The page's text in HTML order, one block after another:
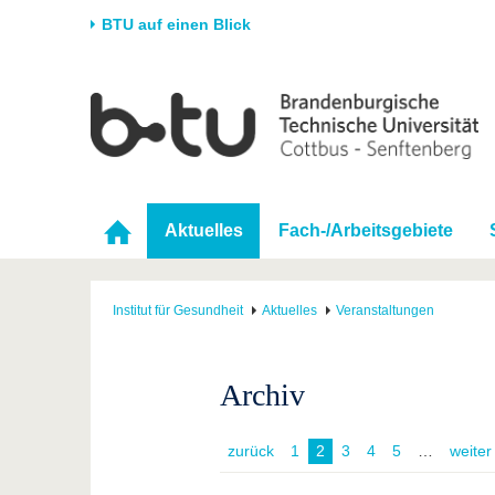
BTU auf einen Blick
Universität
Karriere & Engagement
Forschung
Förderung Im
Aktuelles Fach-/Arbeitsgebiete
Institut für Gesundheit Aktuelles Veranstaltungen
Archiv
zurück 1 2 3 4 5 weiter